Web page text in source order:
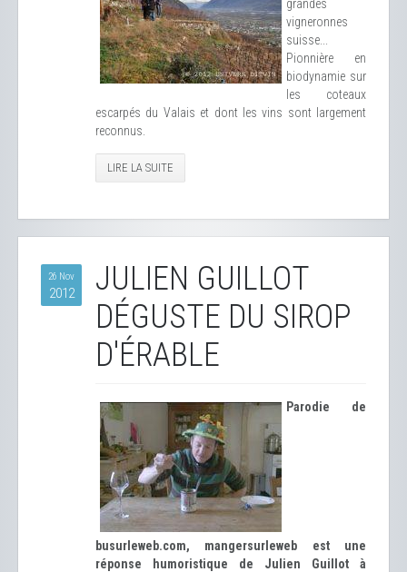
grandes
vigneronnes
suisse...
Pionnière en
biodynamie sur
les coteaux
escarpés du Valais et dont les vins sont largement
reconnus.
LIRE LA SUITE
26 Nov
2012
JULIEN GUILLOT
DÉGUSTE DU SIROP
D'ÉRABLE
Parodie de
busurleweb.com, mangersurleweb est une
réponse humoristique de Julien Guillot à